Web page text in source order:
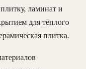
ламинат и
для тёплого
плитка.